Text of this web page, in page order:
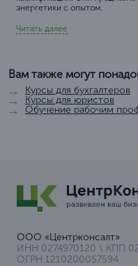
энергетики с опытом.
Читать далее
Вам также могут
Курсы для бухгалтеров
Курсы для юристов
Обучение рабочим
ООО «Центрконсалт»
ИНН 0274970120 \ КПП
ОГРН 1210200057594